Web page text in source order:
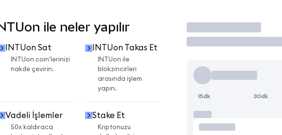
ile neler yapılır
INTUon Sat
INTUon coin'lerinizi
nakde çevirin.
INTUon Takas Et
INTUon ile
blokzincirleri
arasında işlem
yapın.
Vadeli İşlemler
50x kaldıraca
Stake Et
Kriptonuzu
İşlem Yap
15dk 30dk